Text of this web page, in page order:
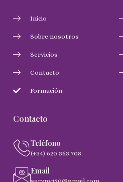
Inicio
Sobre nosotros
Servicios
Contacto
Formación
Contacto
Teléfono
(+34) 620 363 708
Email